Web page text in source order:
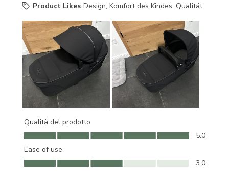
Product Likes Design, Komfort des Kindes, Qualität
Qualità del prodotto
Qualità del prodotto, 5.0 su 5
5.0
Ease of use
Ease of use, 3.0 su 5
3.0